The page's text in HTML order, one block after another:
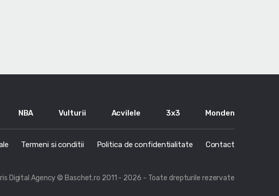
NBA Vulturii Acvilele 3x3 Monden
Termeni si conditii Politica de confidentialitate Contact
Digital Agency© Baschet.ro 2011 - 2026 - Toate drepturile rezervate